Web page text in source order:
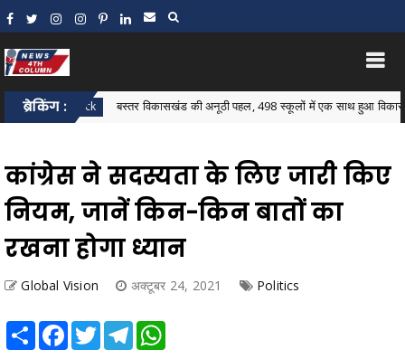
ब्रेकिंग :
Block बस्तर विकासखंड की अनूठी पहल, 498 स्कूलों में एक साथ हुआ विकासखंड स्तरीय
कांग्रेस ने सदस्यता के लिए जारी किए
नियम, जानें किन-किन बातों का
रखना होगा ध्यान
Global Vision अक्टूबर 24, 2021 Politics
Share Facebook
TwitterTelegram